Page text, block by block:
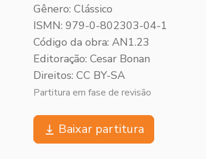
Gênero: Clássico
ISMN: 979-0-802303-04-1
Código da obra: AN1.23
Editoração: Cesar Bonan
Direitos: CC BY-SA
Partitura em fase de revisão
Baixar partitura